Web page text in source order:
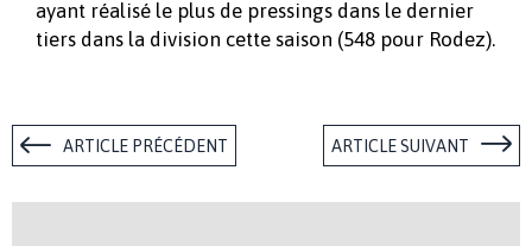
ayant réalisé le plus de pressings dans le dernier
tiers dans la division cette saison (548 pour Rodez).
ARTICLE PRÉCÉDENT ARTICLE SUIVANT